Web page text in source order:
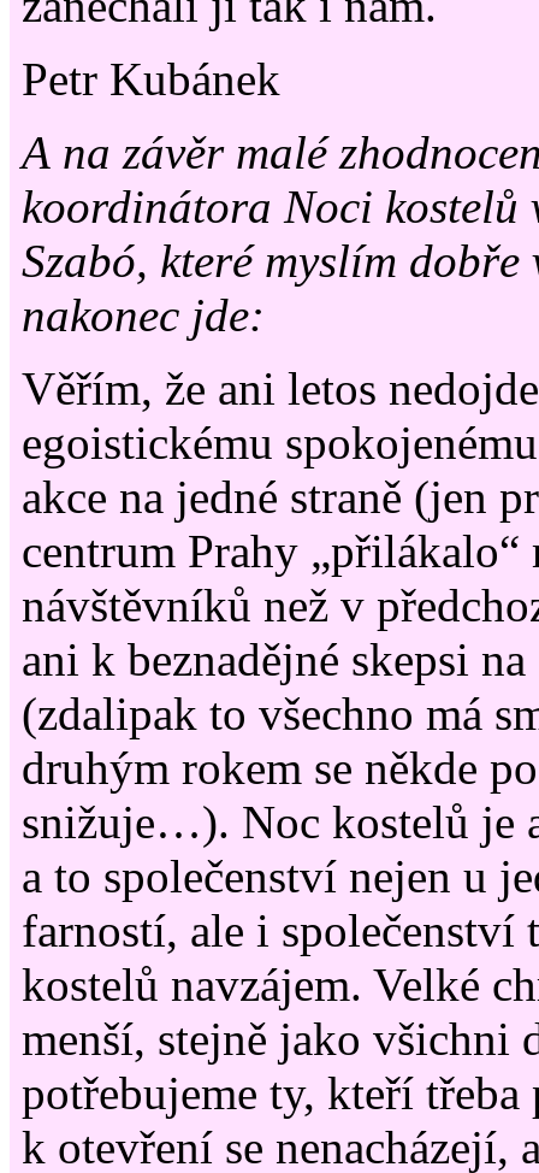
Petr Kubánek
A na závěr malé
koordinátora Noci kostelů
Szabó, které myslím
nakonec jde:
Věřím, že ani letos
egoistickému
akce na jedné straně (jen
centrum Prahy „přilákalo“
návštěvníků než v
ani k beznadějné skepsi
(zdalipak to všechno má
druhým rokem se někde
snižuje…). Noc kostelů je
a to společenství nejen u
farností, ale i společenství
kostelů navzájem. Velké
menší, stejně jako všichni
potřebujeme ty, kteří
k otevření se nenacházejí,